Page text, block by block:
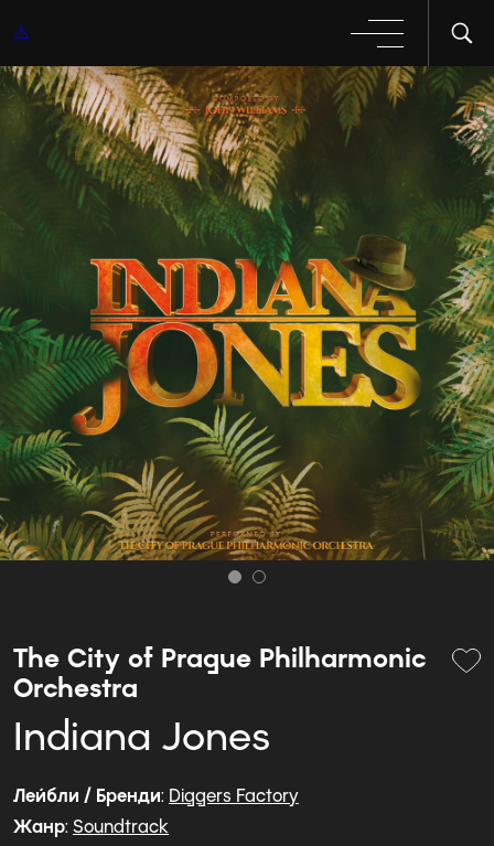
The City of Prague Philharmonic
Orchestra
Indiana Jones
Лейбли / Бренди: Diggers Factory
Жанр: Soundtrack